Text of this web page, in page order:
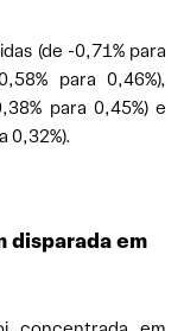
(de -0,71% para
para 0,46%),
para 0,45%) e
0,32%).
disparada em